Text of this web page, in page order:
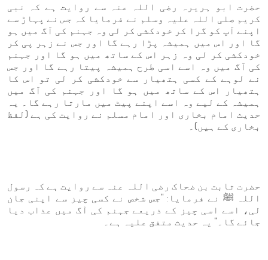
حضرت ابو ہریرہ رضی اللہ عنہ سے روایت ہے کہ نبی
کریم صلی اللہ علیہ وسلم نے فرمایا کہ جس نے پہاڑ سے
اپنے آپ کو گرا کر خودکشی کر لی وہ جہنم کی آگ میں ہو
گا اور اس میں ہمیشہ پڑا رہے گا اور جس نے زہر پی کر
خودکشی کر لی وہ زہر اس کے ساتھ میں ہو گا اور جہنم
کی آگ میں وہ اسے اسی طرح ہمیشہ پیتا رہے گا اور جس
نے لوہے کے کسی ہتھیار سے خودکشی کر لی تو اس کا
ہتھیار اس کے ساتھ میں ہو گا اور جہنم کی آگ میں
ہمیشہ کے لیے وہ اسے اپنے پیٹ میں مارتا رہے گا۔ یہ
حدیث امام بخاری اور امام مسلم نے روایت کی ہے (لفظ
بخاری کے ہیں)۔
حضرت ثابت بن ضحاک رضی اللہ عنہ سے روایت ہے کہ رسول
اللہ ﷺ نے فرمایا: "جس شخص نے کسی چیز سے اپنی جان
لی، اسے اسی چیز کے ذریعے جہنم کی آگ میں عذاب دیا
جائے گا۔" یہ حدیث متفق علیہ ہے۔